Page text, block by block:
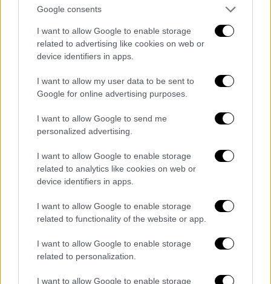
Google consents
I want to allow Google to enable storage
related to advertising like cookies on web or
device identifiers in apps.
I want to allow my user data to be sent to
Google for online advertising purposes.
I want to allow Google to send me
personalized advertising.
I want to allow Google to enable storage
related to analytics like cookies on web or
device identifiers in apps.
I want to allow Google to enable storage
related to functionality of the website or app.
I want to allow Google to enable storage
related to personalization.
I want to allow Google to enable storage
πιστοποιητικού εμβολιασμού, σύμφωνα
πιστοποιητικού νόσησης, σύμφωνα με
την παρ. 3 του άρθρου 9 ή
ελέγχου για κορονοϊό COVID-19 (PCR ή
rapid test), σύμφωνα με την παρ. 3 του
άρθρου 9.
Οι ανήλικοι από τεσσάρων (4) έως και
προσκομίζουν, εναλλακτικά, δήλωση
αρνητικού αυτοδιαγνωστικού ελέγχου
του άρθρου 9.
Εξαιρούνται από την εφαρμογή του
παρόντος σημείου απολύτως κατεπείγουσες